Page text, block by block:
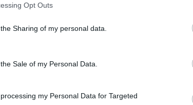
Opt Outs
Sharing of my personal data.
Sale of my Personal Data.
my Personal Data for Targeted